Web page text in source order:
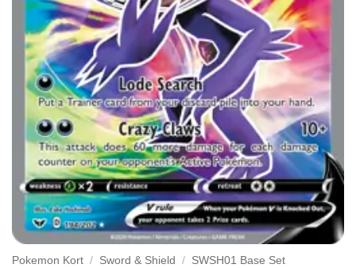
Pokemon Kort / Sword & Shield / SWSH01 Base Set